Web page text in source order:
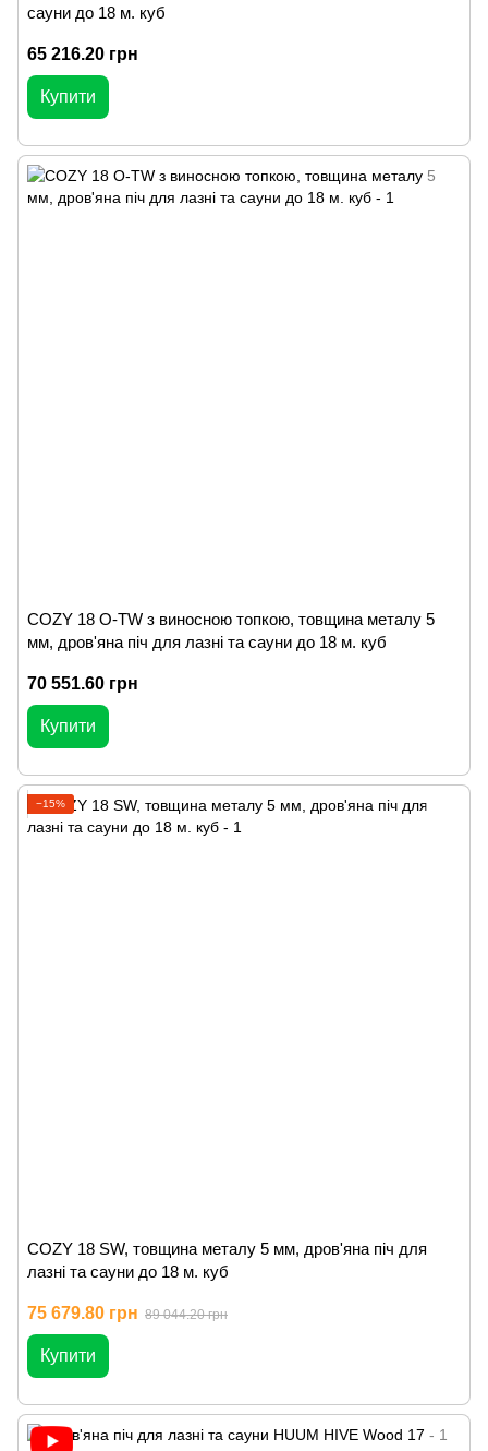
сауни до 18 м. куб
65 216.20 грн
Купити
COZY 18 O-TW з виносною топкою, товщина металу 5
мм, дров'яна піч для лазні та сауни до 18 м. куб
70 551.60 грн
Купити
−15%
COZY 18 SW, товщина металу 5 мм, дров'яна піч для
лазні та сауни до 18 м. куб
75 679.80 грн 89 044.20 грн
Купити